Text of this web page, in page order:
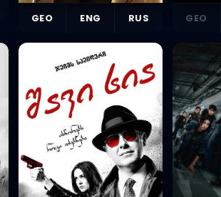
GEO ENG RUS GEO